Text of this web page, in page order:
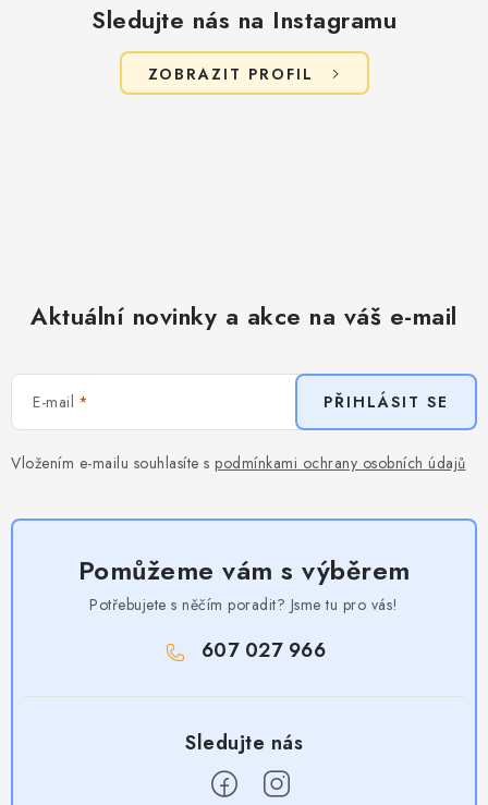
Sledujte nás na Instagramu
ZOBRAZIT PROFIL
Aktuální novinky a akce na váš e-mail
E-mail
Vložením e-mailu souhlasíte s podmínkami ochrany osobních údajů
PŘIHLÁSIT SE
Pomůžeme vám s výběrem
Potřebujete s něčím poradit? Jsme tu pro vás!
607 027 966